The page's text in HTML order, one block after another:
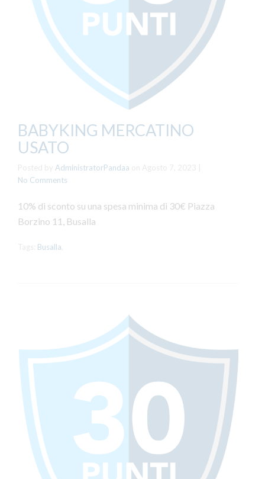
BABYKING MERCATINO
USATO
AdministratorPandaa
No Comments
10% di sconto su una spesa minima di 30€ Piazza
Borzino 11, Busalla
Busalla